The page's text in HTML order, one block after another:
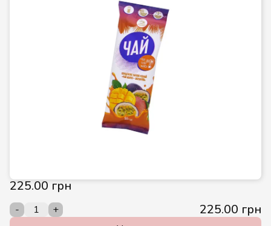
225.00 грн
- + 225.00 грн